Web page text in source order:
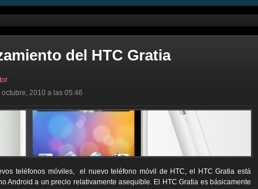
del HTC Gratia
2010 a las 05:46
teléfonos móviles, el nuevo teléfono móvil de HTC, el HTC Gratia está
Android a un precio relativamente asequible. El HTC Gratia es básicamente